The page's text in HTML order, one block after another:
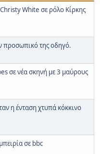
White σε ρόλο Κίρκης
προσωπικό της οδηγό.
σε νέα σκηνή με 3 μαύρους
η ένταση χτυπά κόκκινο
σε bbc